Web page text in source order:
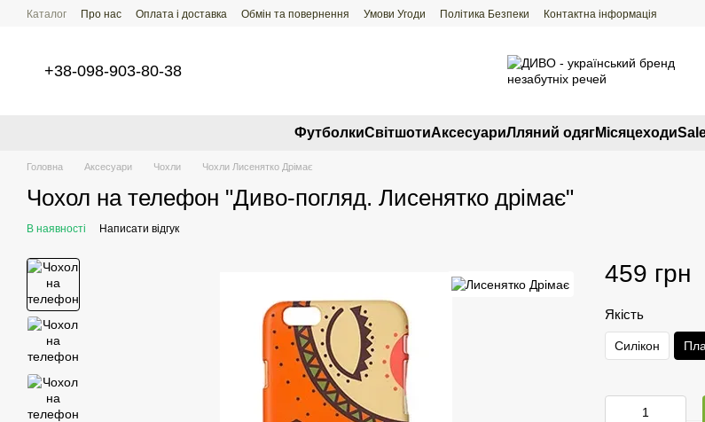
Перейти до основного контенту
Каталог Про нас Оплата і доставка Обмін та повернення Умови Угоди Політика Безпеки Контактна інформація
+38-098-903-80-38
ФутболкиСвiтшотиАксесуариЛляний одягМісяцеходи
Головна Аксесуари Чохли Чохли Лисенятко Дрімає
Чохол на телефон "Диво-погляд. Лисенятко дрімає"
В наявності Написати відгук
459 грн
Якість
Силікон